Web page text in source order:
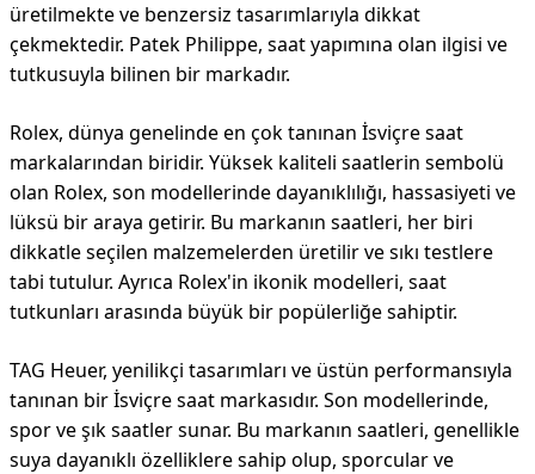
üretilmekte ve benzersiz tasarımlarıyla dikkat
çekmektedir. Patek Philippe, saat yapımına olan ilgisi ve
tutkusuyla bilinen bir markadır.
Rolex, dünya genelinde en çok tanınan İsviçre saat
markalarından biridir. Yüksek kaliteli saatlerin sembolü
olan Rolex, son modellerinde dayanıklılığı, hassasiyeti ve
lüksü bir araya getirir. Bu markanın saatleri, her biri
dikkatle seçilen malzemelerden üretilir ve sıkı testlere
tabi tutulur. Ayrıca Rolex'in ikonik modelleri, saat
tutkunları arasında büyük bir popülerliğe sahiptir.
TAG Heuer, yenilikçi tasarımları ve üstün performansıyla
tanınan bir İsviçre saat markasıdır. Son modellerinde,
spor ve şık saatler sunar. Bu markanın saatleri, genellikle
suya dayanıklı özelliklere sahip olup, sporcular ve